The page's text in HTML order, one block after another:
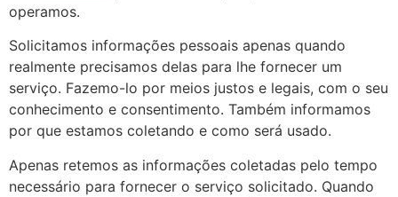
operamos.
Solicitamos informações pessoais apenas quando
realmente precisamos delas para lhe fornecer um
serviço. Fazemo-lo por meios justos e legais, com o seu
conhecimento e consentimento. Também informamos
por que estamos coletando e como será usado.
Apenas retemos as informações coletadas pelo tempo
necessário para fornecer o serviço solicitado. Quando